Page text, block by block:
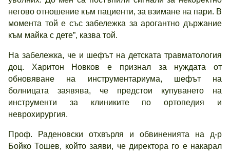
негово отношение към пациенти, за взимане на пари. В
момента той е със забележка за арогантно държание
към майка с дете”, казва той.
На забележка, че и шефът на детската травматология
доц. Харитон Новков е признал за нуждата от
обновяване на инструментариума, шефът на
болницата заявява, че предстои купуването на
инструменти за клиниките по ортопедия и
неврохирургия.
Проф. Раденовски отхвърля и обвиненията на д-р
Бойко Тошев, който заяви, че директора го е накарал